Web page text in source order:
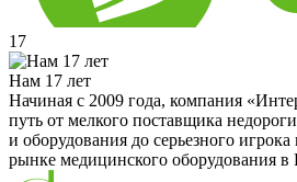
17
Нам 17 лет
Начиная с 2009 года, компания
путь от мелкого поставщика
и оборудования до серьезного
рынке медицинского оборудования в